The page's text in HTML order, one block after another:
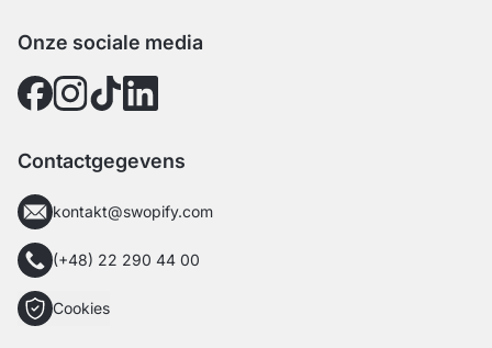
Onze sociale media
Contactgegevens
kontakt@swopify.com
(+48) 22 290 44 00
Cookies